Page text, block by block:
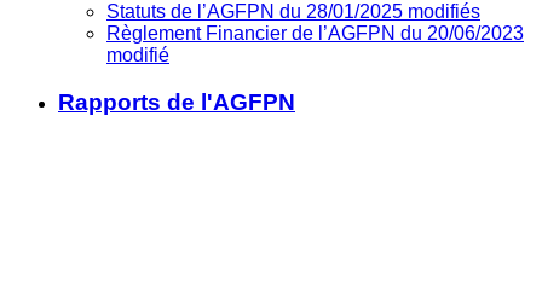
Statuts de l’AGFPN du 28/01/2025 modifiés
Règlement Financier de l’AGFPN du 20/06/2023
modifié
Rapports de l'AGFPN